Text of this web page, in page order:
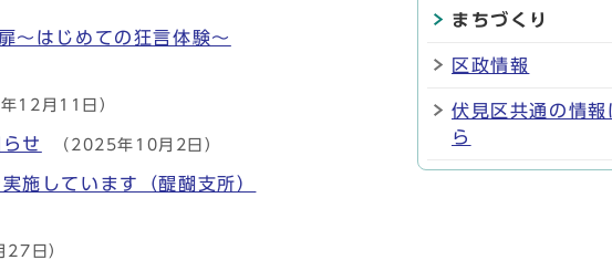
～はじめての狂言体験～
12月11日）
せ （2025年10月2日）
施しています（醍醐支所）
27日）
まちづくり
区政情報
伏見区共通の情報
ら